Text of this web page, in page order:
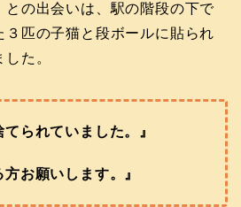
との出会いは、駅の階段の下で
匹の子猫と段ボールに貼られ
た。
てられていました。』
方お願いします。』